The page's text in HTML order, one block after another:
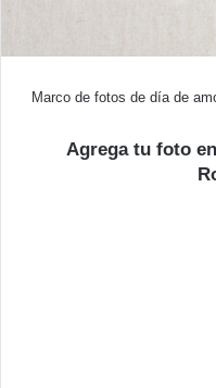
Marco de fotos de día de
Agrega tu foto